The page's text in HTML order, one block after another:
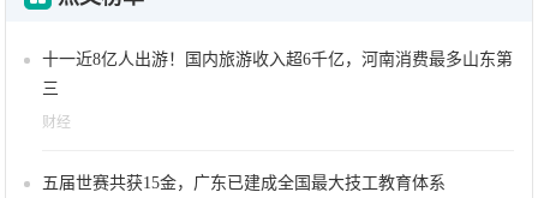
十一近8亿人出游！国内旅游收入超6千亿，河南消费最多山东第
三
财经
五届世赛共获15金，广东已建成全国最大技工教育体系